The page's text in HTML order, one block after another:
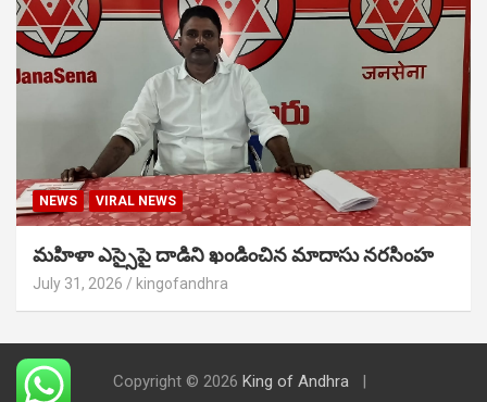
NEWS VIRAL NEWS
మహిళా ఎస్సైపై దాడిని ఖండించిన మాదాసు నరసింహ
July 31, 2026 kingofandhra
Copyright © 2026 King of Andhra